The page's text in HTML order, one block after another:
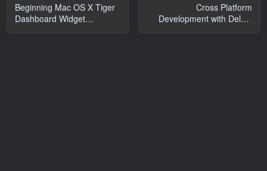
Beginning Mac OS X Tiger
Dashboard Widget
Cross Platform
Development with Delphi